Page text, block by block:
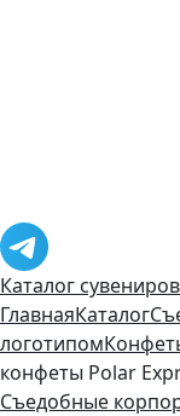
Каталог сувениров
ГлавнаяКаталог
логотипом
конфеты Polar
Съедобные